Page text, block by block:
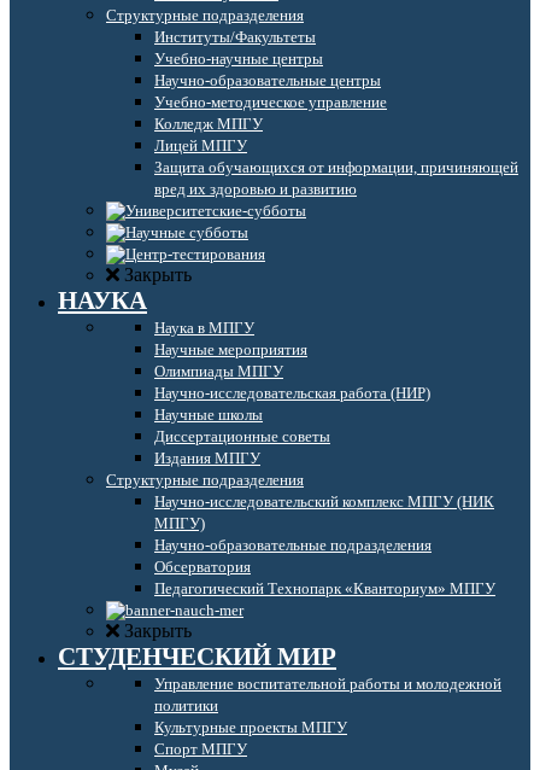
Структурные подразделения
Институты/Факультеты
Учебно-научные центры
Научно-образовательные центры
Учебно-методическое управление
Колледж МПГУ
Лицей МПГУ
Защита обучающихся от информации, причиняющей
вред их здоровью и развитию
Закрыть
НАУКА
Наука в МПГУ
Научные мероприятия
Олимпиады МПГУ
Научно-исследовательская работа (НИР)
Научные школы
Диссертационные советы
Издания МПГУ
Структурные подразделения
Научно-исследовательский комплекс МПГУ (НИК
МПГУ)
Научно-образовательные подразделения
Обсерватория
Педагогический Технопарк «Кванториум» МПГУ
Закрыть
СТУДЕНЧЕСКИЙ МИР
Управление воспитательной работы и молодежной
политики
Культурные проекты МПГУ
Спорт МПГУ